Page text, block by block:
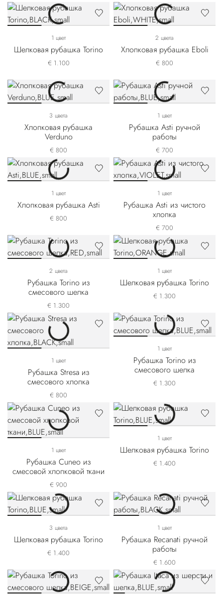
1 цвет
Шелковая рубашка Torino
€ 1.100
2 цвета
Хлопковая рубашка Eboli
€ 800
3 цвета
Хлопковая рубашка
Verduno
€ 800
1 цвет
Рубашка Asti ручной
работы
€ 700
1 цвет
Хлопковая рубашка Asti
€ 800
1 цвет
Рубашка Asti из чистого
хлопка
€ 700
2 цвета
Рубашка Torino из
смесового шелка
€ 1.300
1 цвет
Шелковая рубашка Torino
€ 1.300
1 цвет
Рубашка Stresa из
смесового хлопка
€ 800
1 цвет
Рубашка Torino из
смесового шелка
€ 1.300
1 цвет
Рубашка Cuneo из
смесовой хлопковой ткани
€ 900
1 цвет
Шелковая рубашка Torino
€ 1.400
3 цвета
Шелковая рубашка Torino
€ 1.400
1 цвет
Рубашка Recanati ручной
работы
€ 1.600